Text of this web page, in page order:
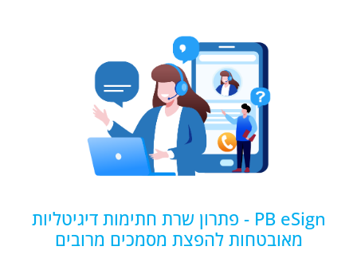
PB eSign - פתרון שרת חתימות דיגיטליות
מאובטחות להפצת מסמכים מרובים